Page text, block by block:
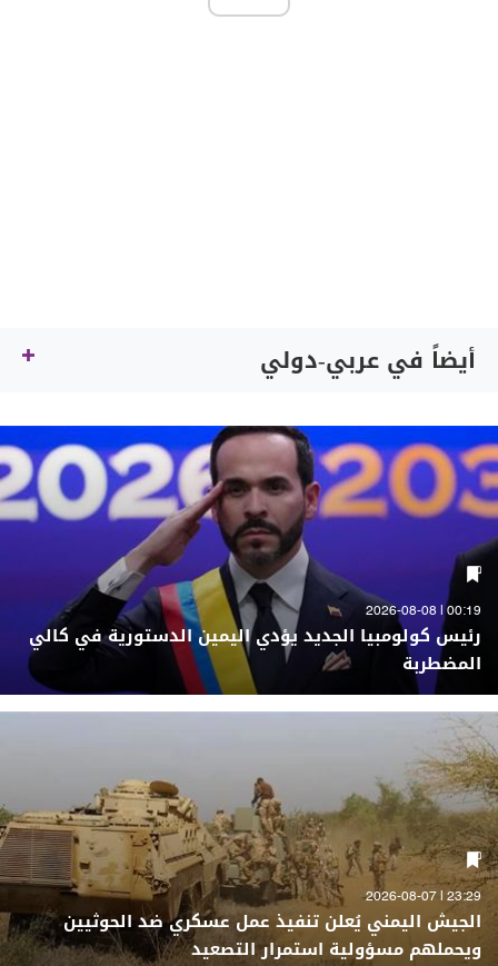
أيضاً في عربي-دولي
00:19 | 2026-08-08
رئيس كولومبيا الجديد يؤدي اليمين الدستورية في كالي
المضطربة
23:29 | 2026-08-07
الجيش اليمني يُعلن تنفيذ عمل عسكري ضد الحوثيين
ويحملهم مسؤولية استمرار التصعيد